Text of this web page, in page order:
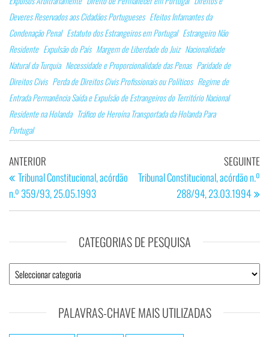
Deveres Reservados aos Cidadãos Portugueses Efeitos Infamantes da
Condenação Penal Estatuto dos Estrangeiros em Portugal Estrangeiro Não
Residente Expulsão do País Margem de Liberdade do Juiz Nacionalidade
Natural da Turquia Necessidade e Proporcionalidade das Penas Paridade de
Direitos Civis Perda de Direitos Civis Profissionais ou Políticos Regime de
Entrada Permanência Saída e Expulsão de Estrangeiros do Território Nacional
Residente na Holanda Tráfico de Heroína Transportada da Holanda Para
Portugal
Navegação
de
artigos
Artigo
anterior
ANTERIOR
Tribunal Constitucional, acórdão
n.º 359/93, 25.05.1993
SEGUINTE
Tribunal Constitucional, acórdão n.º
288/94, 23.03.1994
CATEGORIAS DE PESQUISA
Categorias
de
PALAVRAS-CHAVE MAIS UTILIZADAS